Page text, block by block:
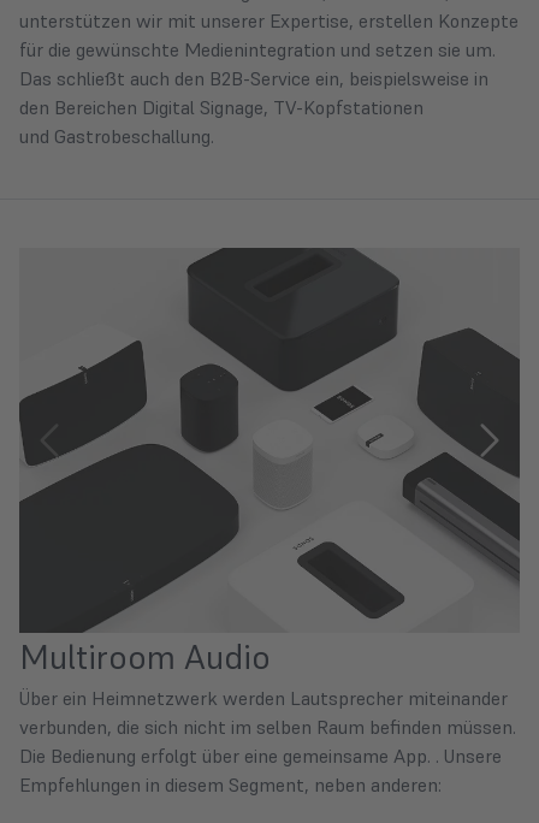
unterstützen wir mit unserer Expertise, erstellen Konzepte
für die gewünschte Medienintegration und setzen sie um.
Das schließt auch den B2B-Service ein, beispielsweise in
den Bereichen Digital Signage, TV-Kopfstationen
und Gastrobeschallung.
Multiroom Audio
Über ein Heimnetzwerk werden Lautsprecher miteinander
verbunden, die sich nicht im selben Raum befinden müssen.
Die Bedienung erfolgt über eine gemeinsame App. . Unsere
Empfehlungen in diesem Segment, neben anderen: